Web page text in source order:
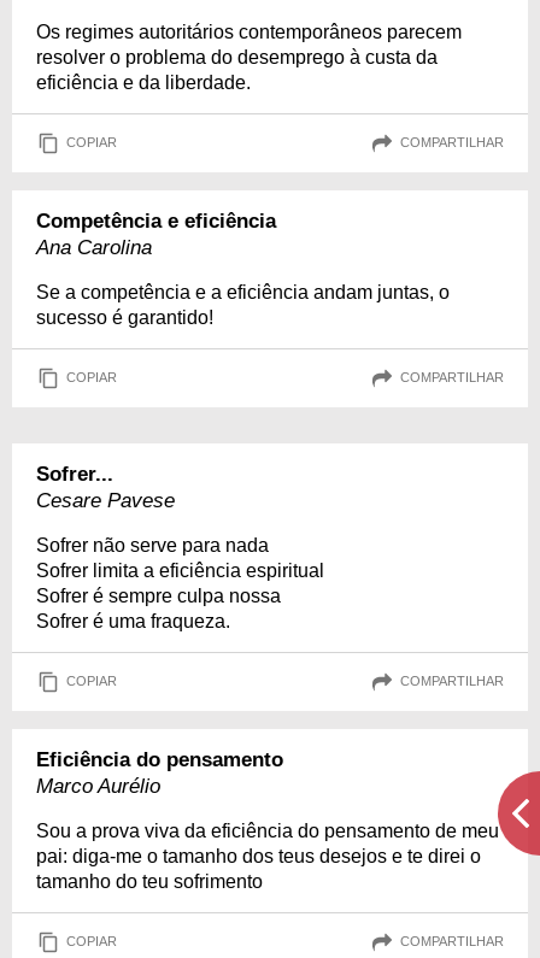
Os regimes autoritários contemporâneos parecem
resolver o problema do desemprego à custa da
eficiência e da liberdade.
COPIAR COMPARTILHAR
Competência e eficiência
Ana Carolina
Se a competência e a eficiência andam juntas, o
sucesso é garantido!
COPIAR COMPARTILHAR
Sofrer...
Cesare Pavese
Sofrer não serve para nada
Sofrer limita a eficiência espiritual
Sofrer é sempre culpa nossa
Sofrer é uma fraqueza.
COPIAR COMPARTILHAR
Eficiência do pensamento
Marco Aurélio
Sou a prova viva da eficiência do pensamento de meu
pai: diga-me o tamanho dos teus desejos e te direi o
tamanho do teu sofrimento
COPIAR COMPARTILHAR